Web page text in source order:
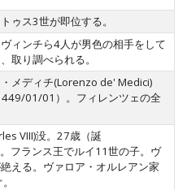
ゥス3世が即位する。
ィンチら4人が男色の相手をして
取り調べられる。
メディチ(Lorenzo de' Medici)
01/01）。フィレンツェの全
VIII)没。27歳（誕
フランス王でルイ11世の子。ヴ
える。ヴァロア・オルレアン家